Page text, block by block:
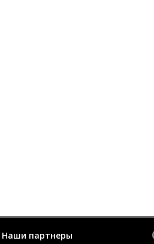
Наши партнеры